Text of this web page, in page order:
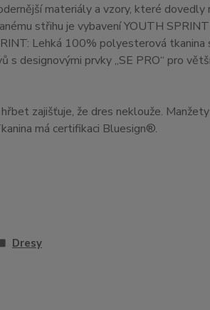
materiály a vzory, které dovedly
střihu je vybavení YOUTH
Lehká 100% polyesterová tkanina
s designovými prvky „SE PRO“ pro
zajišťuje, že dres neklouže.
má certifikaci Bluesign®.
Dresy